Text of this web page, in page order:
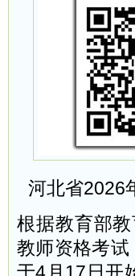
河北省2026
根据教育部
教师资格考